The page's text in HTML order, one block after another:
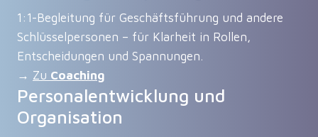
1:1-Begleitung für Geschäftsführung und andere
Schlüsselpersonen – für Klarheit in Rollen,
Entscheidungen und Spannungen.
→ Zu Coaching
Personalentwicklung und
Organisation